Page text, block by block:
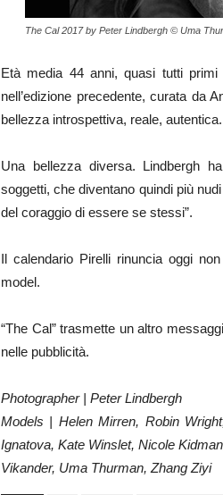
The Cal 2017 by Peter Lindbergh © Uma
Età media 44 anni, quasi tutti
nell’edizione precedente, curata da
bellezza introspettiva, reale,
Una bellezza diversa. Lindbergh
soggetti, che diventano quindi più
del coraggio di essere se stessi”.
Il calendario Pirelli rinuncia oggi
model.
“The Cal” trasmette un altro
nelle pubblicità.
Photographer | Peter Lindbergh
Models | Helen Mirren, Robin
Ignatova, Kate Winslet, Nicole
Vikander, Uma Thurman, Zhang Ziyi